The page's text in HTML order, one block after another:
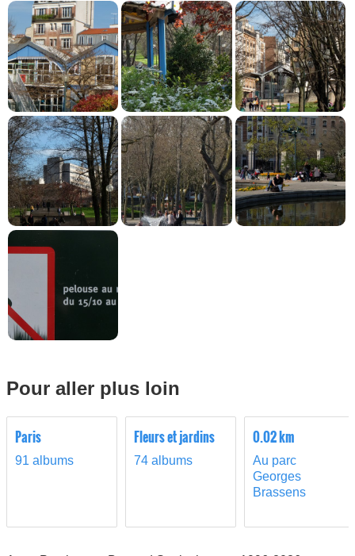
Pour aller plus loin
Paris
91 albums
Fleurs et jardins
74 albums
0.02 km
Au parc
Georges
Brassens